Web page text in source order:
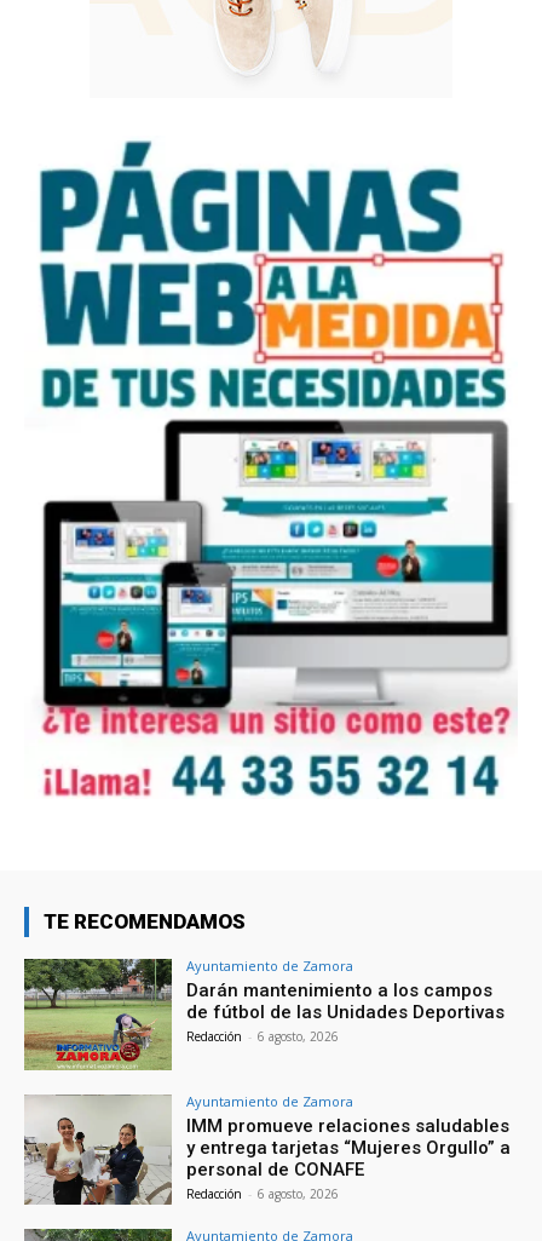
TE RECOMENDAMOS
Ayuntamiento de Zamora
Darán mantenimiento a los campos
de fútbol de las Unidades Deportivas
Redacción - 6 agosto, 2026
Ayuntamiento de Zamora
IMM promueve relaciones saludables
y entrega tarjetas “Mujeres Orgullo” a
personal de CONAFE
Redacción - 6 agosto, 2026
Ayuntamiento de Zamora